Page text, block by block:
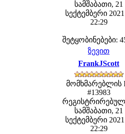
სამშაბათი, 21
სექტემბერი
22:29
შეტყობინებები:
ზევით
FrankJScott
მომხმარებლის
#13983
სამშაბათი, 21
სექტემბერი
22:29